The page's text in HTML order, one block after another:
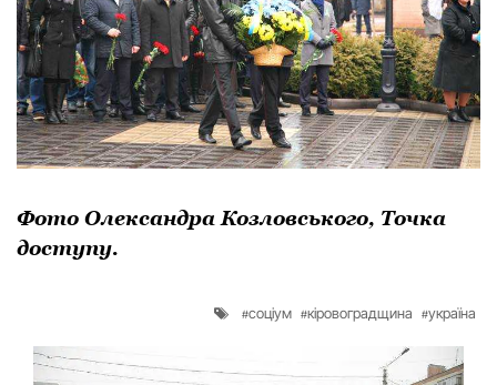
Фото Олександра Козловського, Точка
доступу.
соціум кіровоградщина україна